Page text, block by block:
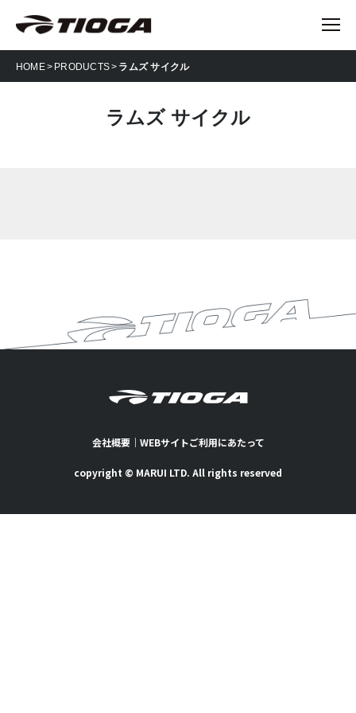
HOME PRODUCTS ラムズ サイクル
ラムズ サイクル
会社概要｜ WEBサイトご利用にあたって
copyright © MARUI LTD. All rights reserved